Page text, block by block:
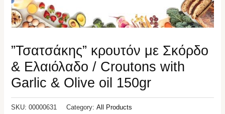
”Τσατσάκης” κρουτόν με Σκόρδο
& Ελαιόλαδο / Croutons with
Garlic & Olive oil 150gr
SKU:00000631 Category:All Products